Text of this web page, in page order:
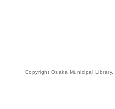
Copyright Osaka Municipal